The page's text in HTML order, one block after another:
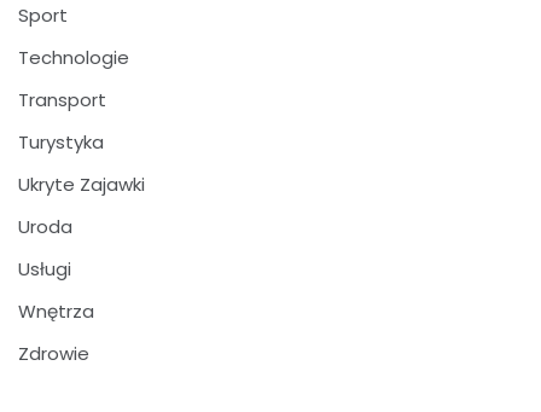
Sport
Technologie
Transport
Turystyka
Ukryte Zajawki
Uroda
Usługi
Wnętrza
Zdrowie